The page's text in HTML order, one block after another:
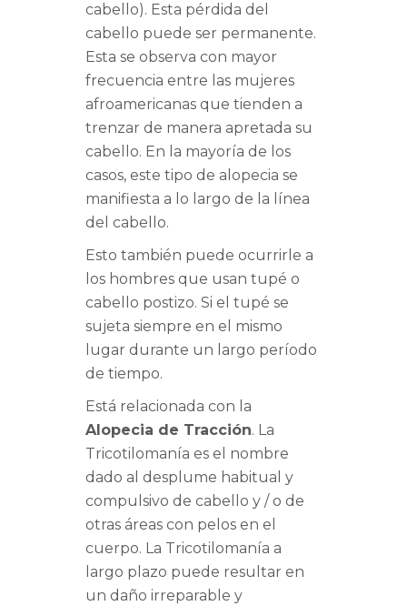
cabello). Esta pérdida del
cabello puede ser permanente.
Esta se observa con mayor
frecuencia entre las mujeres
afroamericanas que tienden a
trenzar de manera apretada su
cabello. En la mayoría de los
casos, este tipo de alopecia se
manifiesta a lo largo de la línea
del cabello.
Esto también puede ocurrirle a
los hombres que usan tupé o
cabello postizo. Si el tupé se
sujeta siempre en el mismo
lugar durante un largo período
de tiempo.
Está relacionada con la
Alopecia de Tracción. La
Tricotilomanía es el nombre
dado al desplume habitual y
compulsivo de cabello y / o de
otras áreas con pelos en el
cuerpo. La Tricotilomanía a
largo plazo puede resultar en
un daño irreparable y